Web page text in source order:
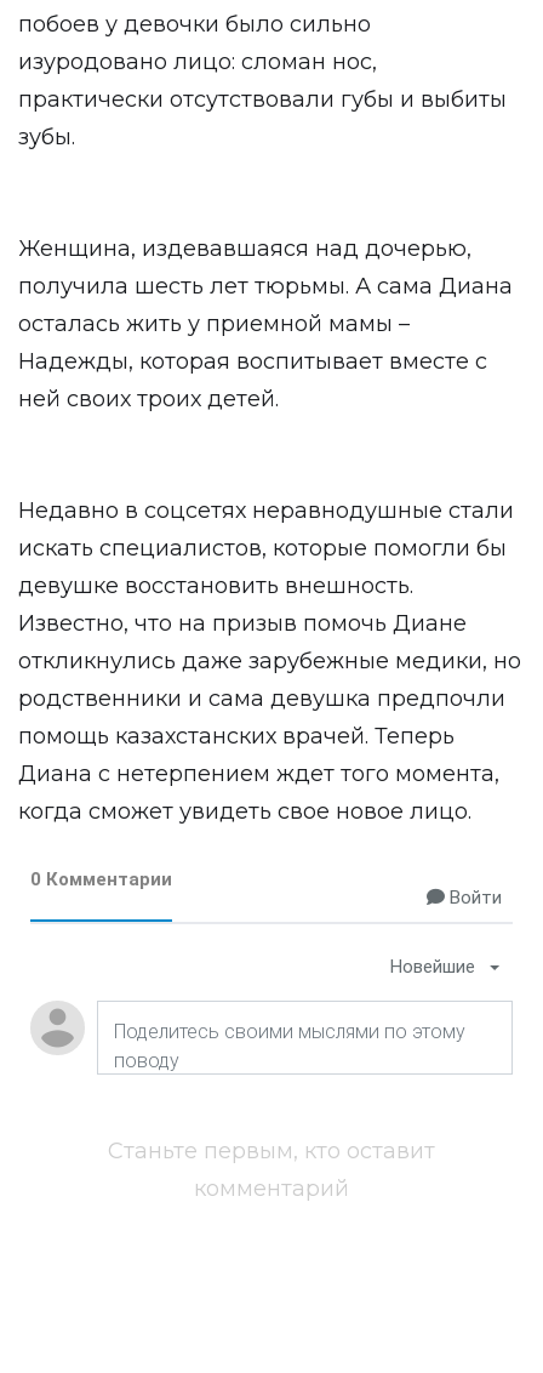
побоев у девочки было сильно
изуродовано лицо: сломан нос,
практически отсутствовали губы и выбиты
зубы.
Женщина, издевавшаяся над дочерью,
получила шесть лет тюрьмы. А сама Диана
осталась жить у приемной мамы –
Надежды, которая воспитывает вместе с
ней своих троих детей.
Недавно в соцсетях неравнодушные стали
искать специалистов, которые помогли бы
девушке восстановить внешность.
Известно, что на призыв помочь Диане
откликнулись даже зарубежные медики, но
родственники и сама девушка предпочли
помощь казахстанских врачей. Теперь
Диана с нетерпением ждет того момента,
когда сможет увидеть свое новое лицо.
0 Комментарии
Войти
Новейшие
Станьте первым, кто оставит
комментарий